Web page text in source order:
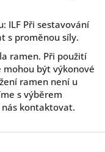
ILF Při sestavování
s proměnou síly.
ramen. Při použití
být výkonové
ramen není u
s výběrem
kontaktovat.